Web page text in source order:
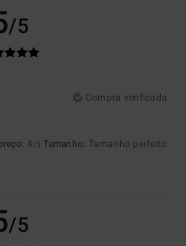
/5
Compra verificada
: 4 /5 Tamanho: Tamanho perfeito
/5